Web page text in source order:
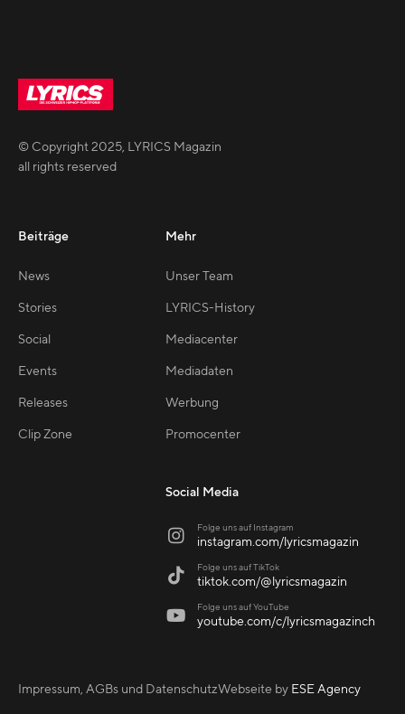
© Copyright2025, LYRICS Magazin
all rights reserved
Beiträge
News
Stories
Social
Events
Releases
Clip Zone
Mehr
Unser Team
LYRICS-History
Mediacenter
Mediadaten
Werbung
Promocenter
Social Media
 Folge uns auf Instagram
instagram.com/lyricsmagazin
 Folge uns auf TikTok
tiktok.com/@lyricsmagazin
 Folge uns auf YouTube
youtube.com/c/lyricsmagazinch
Impressum, AGBs und DatenschutzWebseite by ESE Agency